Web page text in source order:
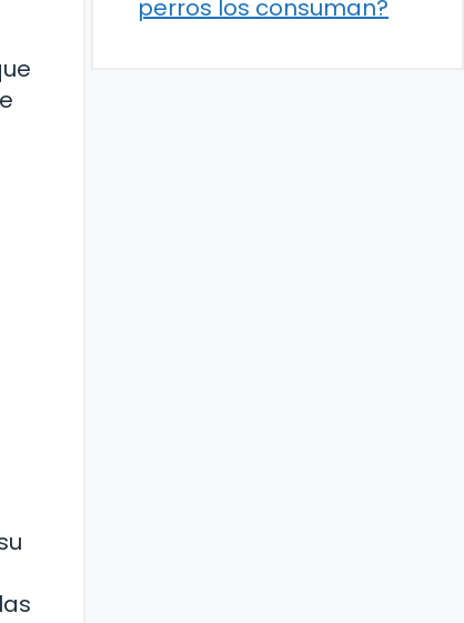
perros los consuman?